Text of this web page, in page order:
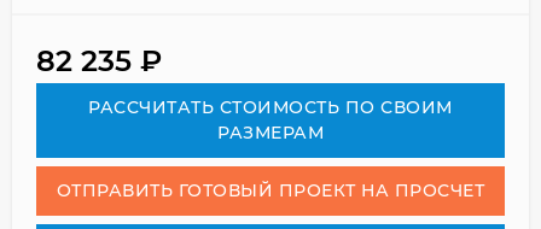
82 235 ₽
РАСCЧИТАТЬ СТОИМОСТЬ ПО СВОИМ
РАЗМЕРАМ
ОТПРАВИТЬ ГОТОВЫЙ ПРОЕКТ НА ПРОСЧЕТ